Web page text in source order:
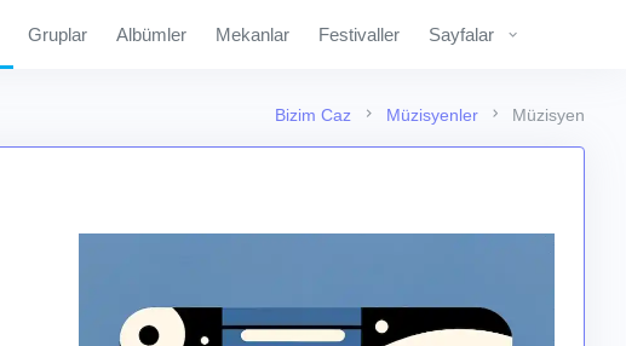
Gruplar Albümler Mekanlar Festivaller Sayfalar
Bizim Caz Müzisyenler Müzisyen